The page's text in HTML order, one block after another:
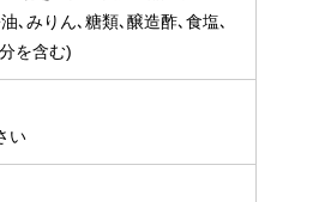
､みりん､糖類､醸造酢､食塩､
を含む)
い